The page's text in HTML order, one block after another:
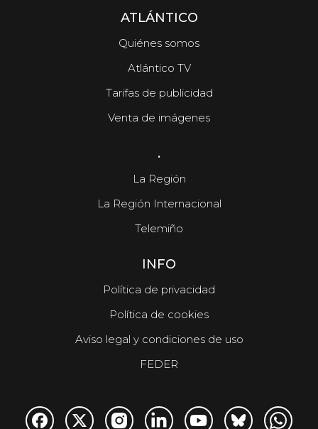
ATLÁNTICO
Quiénes somos
Atlántico TV
Tarifas de publicidad
Venta de imágenes
.
La Región
La Región Internacional
Telemiño
INFO
Política de privacidad
Política de cookies
Aviso legal y condiciones de uso
FEDER